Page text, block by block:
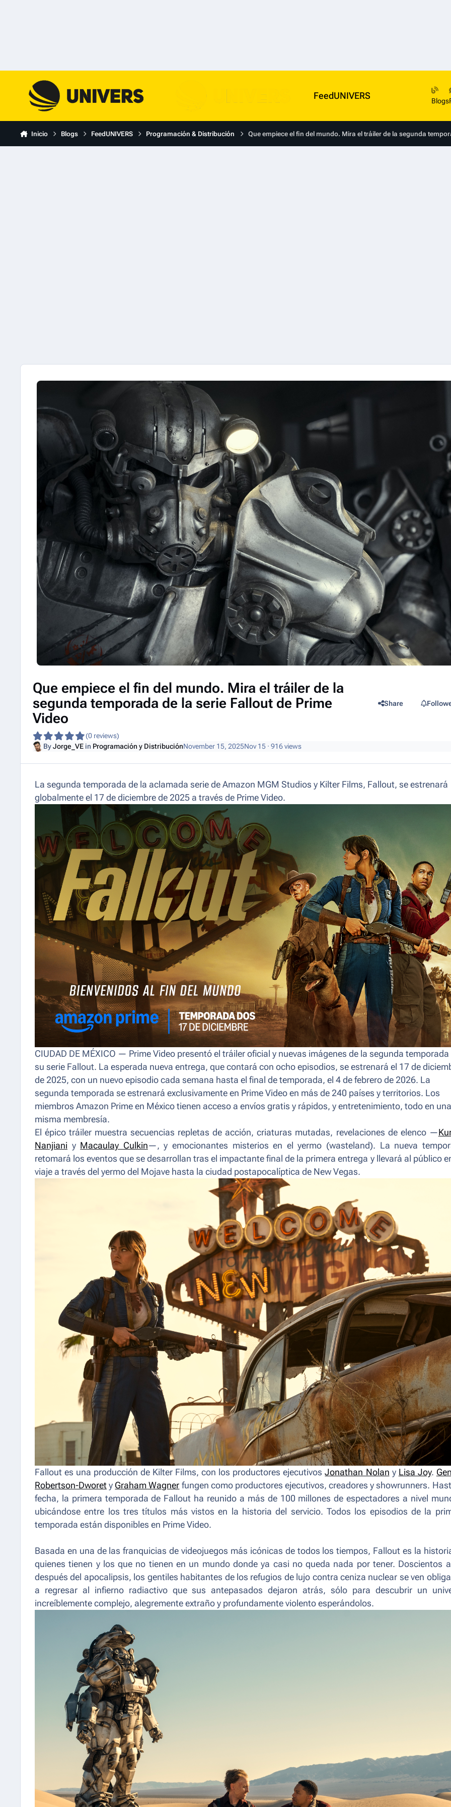
FeedUNIVERS Blogs
Inicio Blogs FeedUNIVERS Programación & Distribución Que empiece el fin del mundo. Mira el tráiler de la segunda
Que empiece el fin del mundo. Mira el tráiler de la
segunda temporada de la serie Fallout de Prime
Video
(0 reviews)
Share
ByJorge_VEin Programación y DistribuciónNovember 15, 2025Nov 15· 916 views
La segunda temporada de la aclamada serie de Amazon MGM Studios y Kilter Films, Fallout, se estrenará
globalmente el 17 de diciembre de 2025 a través de Prime Video.
CIUDAD DE MÉXICO — Prime Video presentó el tráiler oficial y nuevas imágenes de la segunda temporada
su serie Fallout. La esperada nueva entrega, que contará con ocho episodios, se estrenará el 17 de
de 2025, con un nuevo episodio cada semana hasta el final de temporada, el 4 de febrero de 2026. La
segunda temporada se estrenará exclusivamente en Prime Video en más de 240 países y territorios. Los
miembros Amazon Prime en México tienen acceso a envíos gratis y rápidos, y entretenimiento, todo en una
misma membresía.
El épico tráiler muestra secuencias repletas de acción, criaturas mutadas, revelaciones de elenco —
Nanjiani y Macaulay Culkin—, y emocionantes misterios en el yermo (wasteland). La nueva
retomará los eventos que se desarrollan tras el impactante final de la primera entrega y llevará al público
viaje a través del yermo del Mojave hasta la ciudad postapocalíptica de New Vegas.
Falloutes una producción de Kilter Films, con los productores ejecutivosJonathan Nolan y Lisa Joy.
Robertson-Dworet y Graham Wagner fungen como productores ejecutivos, creadores y showrunners.
fecha, la primera temporada de Fallout ha reunido a más de 100 millones de espectadores a nivel
ubicándose entre los tres títulos más vistos en la historia del servicio. Todos los episodios de la
temporada están disponibles en Prime Video.
Basada en una de las franquicias de videojuegos más icónicas de todos los tiempos, Fallout es la
quienes tienen y los que no tienen en un mundo donde ya casi no queda nada por tener. Doscientos
después del apocalipsis, los gentiles habitantes de los refugios de lujo contra ceniza nuclear se ven
a regresar al infierno radiactivo que sus antepasados dejaron atrás, sólo para descubrir un
increíblemente complejo, alegremente extraño y profundamente violento esperándolos.